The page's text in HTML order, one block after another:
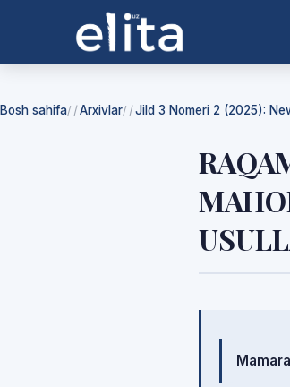
Bosh sahifa/ Arxivlar/ Jild 3 Nomeri 2 (2025):